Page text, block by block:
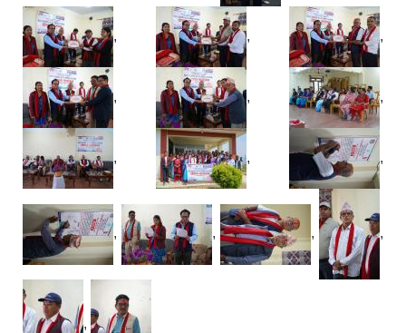
, , ,
, , ,
, , ,
, , , ,
,